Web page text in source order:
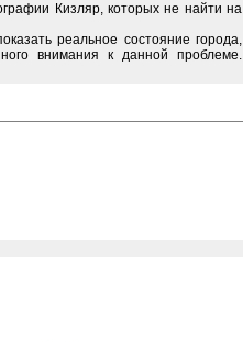
Кизляр, которых не найти на
реальное состояние города,
внимания к данной проблеме.